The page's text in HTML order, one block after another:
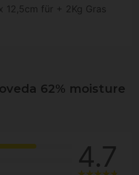
12,5cm für + 2Kg Gras
62% moisture
4.7